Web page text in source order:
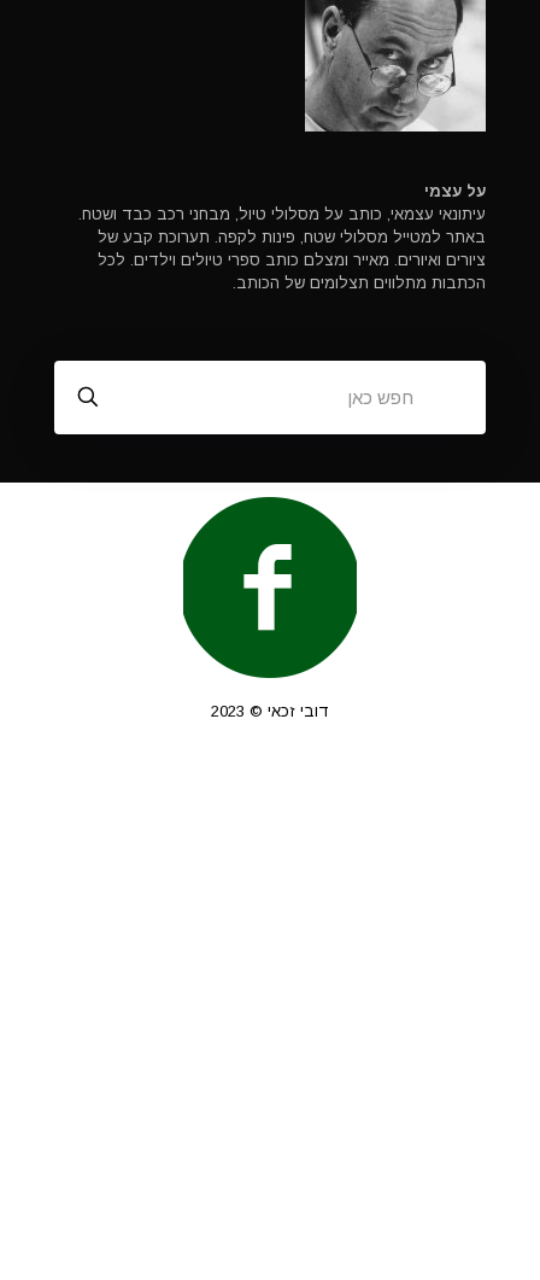
על עצמי
עיתונאי עצמאי, כותב על מסלולי טיול, מבחני רכב כבד ושטח.
באתר למטייל מסלולי שטח, פינות לקפה. תערוכת קבע של
ציורים ואיורים. מאייר ומצלם כותב ספרי טיולים וילדים. לכל
הכתבות מתלווים תצלומים של הכותב.
דובי זכאי © 2023